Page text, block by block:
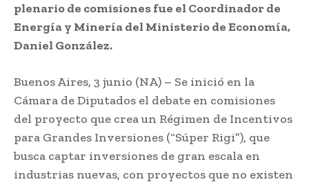
plenario de comisiones fue el Coordinador de
Energía y Minería del Ministerio de Economía,
Daniel González.
Buenos Aires, 3 junio (NA) – Se inició en la
Cámara de Diputados el debate en comisiones
del proyecto que crea un Régimen de Incentivos
para Grandes Inversiones (“Súper Rigi”), que
busca captar inversiones de gran escala en
industrias nuevas, con proyectos que no existen